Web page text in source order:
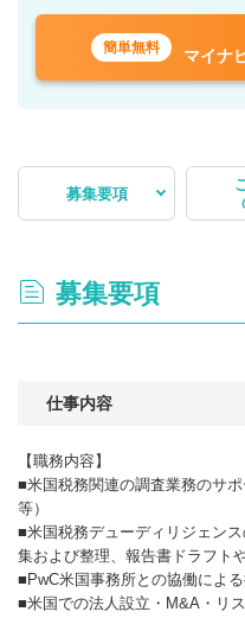
簡単無料
マイナ
募集要項
募集要項
仕事内容
【職務内容】
■米国税務関連の調査業務のサ
等）
■米国税務デューディリジェン
集および整理、報告書ドラフト
■PwC米国事務所との協働によ
■米国での法人設立・M&A・リ